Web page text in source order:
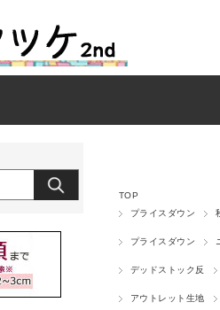
TOP
プライスダウン
プライスダウン
デッドストック反
アウトレット生地